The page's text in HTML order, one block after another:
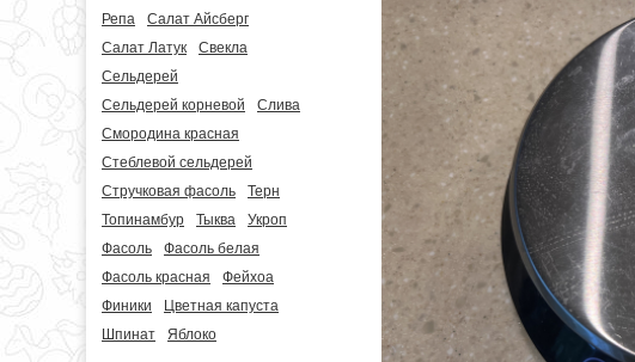
Репа
Салат Айсберг
Салат Латук
Свекла
Сельдерей
Сельдерей корневой
Слива
Смородина красная
Стеблевой сельдерей
Стручковая фасоль
Терн
Топинамбур
Тыква
Укроп
Фасоль
Фасоль белая
Фасоль красная
Фейхоа
Финики
Цветная капуста
Шпинат
Яблоко